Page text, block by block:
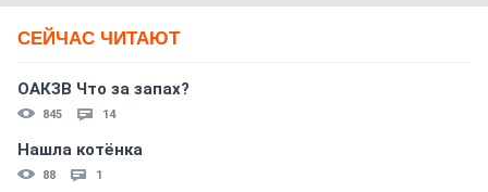
СЕЙЧАС ЧИТАЮТ
ОАКЗВ Что за запах?
845 14
Нашла котёнка
88 1